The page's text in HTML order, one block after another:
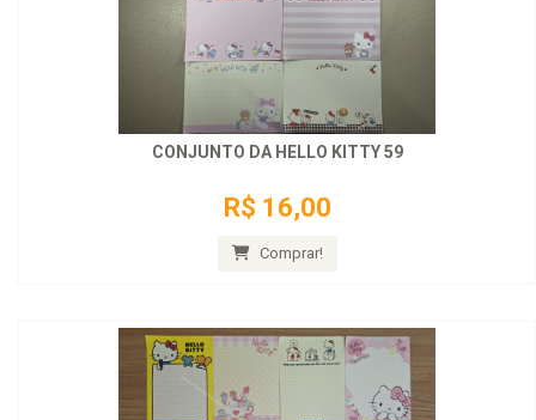
CONJUNTO DA HELLO KITTY 59
R$ 16,00
Comprar!